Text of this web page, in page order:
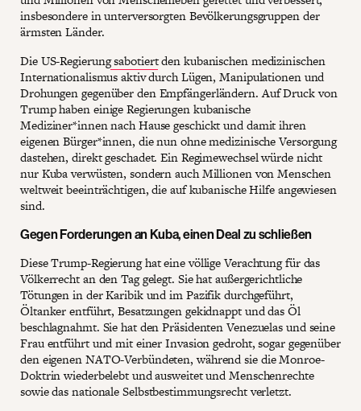
insbesondere in unterversorgten Bevölkerungsgruppen der
ärmsten Länder.
Die US-Regierungsabotiertden kubanischen medizinischen
Internationalismus aktiv durch Lügen, Manipulationen und
Drohungen gegenüber den Empfängerländern. Auf Druck von
Trump haben einige Regierungen kubanische
Mediziner*innen nach Hause geschickt und damit ihren
eigenen Bürger*innen, die nun ohne medizinische Versorgung
dastehen, direkt geschadet. Ein Regimewechsel würde nicht
nur Kuba verwüsten, sondern auch Millionen von Menschen
weltweit beeinträchtigen, die auf kubanische Hilfe angewiesen
sind.
Gegen Forderungen an Kuba, einen Deal zu schließen
Diese Trump-Regierung hat eine völlige Verachtung für das
Völkerrecht an den Tag gelegt. Sie hat außergerichtliche
Tötungen in der Karibik und im Pazifik durchgeführt,
Öltanker entführt, Besatzungen gekidnappt und das Öl
beschlagnahmt. Sie hat den Präsidenten Venezuelas und seine
Frau entführt und mit einer Invasion gedroht, sogar gegenüber
den eigenen NATO-Verbündeten, während sie die Monroe-
Doktrin wiederbelebt und ausweitet und Menschenrechte
sowie das nationale Selbstbestimmungsrecht verletzt.